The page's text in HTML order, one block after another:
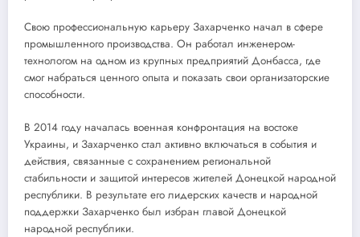
Свою профессиональную карьеру Захарченко начал в сфере
промышленного производства. Он работал инженером-
технологом на одном из крупных предприятий Донбасса, где
смог набраться ценного опыта и показать свои организаторские
способности.
В 2014 году началась военная конфронтация на востоке
Украины, и Захарченко стал активно включаться в события и
действия, связанные с сохранением региональной
стабильности и защитой интересов жителей Донецкой народной
республики. В результате его лидерских качеств и народной
поддержки Захарченко был избран главой Донецкой
народной республики.